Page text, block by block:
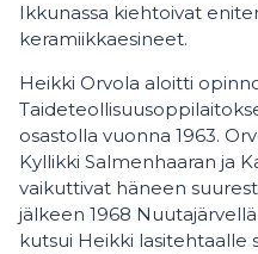
Ikkunassa kiehtoivat
keramiikkaesineet.
Heikki Orvola aloitti
osastolla vuonna 1963.
Kyllikki Salmenhaaran ja
vaikuttivat häneen
jälkeen 1968
kutsui Heikki lasitehtaalle